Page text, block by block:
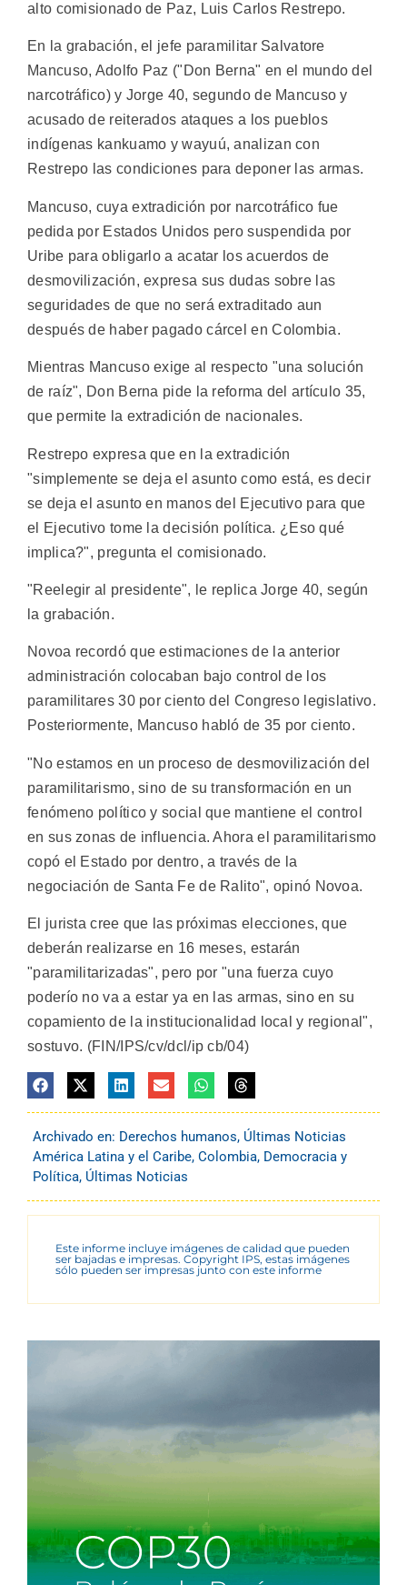
alto comisionado de Paz, Luis Carlos Restrepo.
En la grabación, el jefe paramilitar Salvatore
Mancuso, Adolfo Paz ("Don Berna" en el mundo del
narcotráfico) y Jorge 40, segundo de Mancuso y
acusado de reiterados ataques a los pueblos
indígenas kankuamo y wayuú, analizan con
Restrepo las condiciones para deponer las armas.
Mancuso, cuya extradición por narcotráfico fue
pedida por Estados Unidos pero suspendida por
Uribe para obligarlo a acatar los acuerdos de
desmovilización, expresa sus dudas sobre las
seguridades de que no será extraditado aun
después de haber pagado cárcel en Colombia.
Mientras Mancuso exige al respecto "una solución
de raíz", Don Berna pide la reforma del artículo 35,
que permite la extradición de nacionales.
Restrepo expresa que en la extradición
"simplemente se deja el asunto como está, es decir
se deja el asunto en manos del Ejecutivo para que
el Ejecutivo tome la decisión política. ¿Eso qué
implica?", pregunta el comisionado.
"Reelegir al presidente", le replica Jorge 40, según
la grabación.
Novoa recordó que estimaciones de la anterior
administración colocaban bajo control de los
paramilitares 30 por ciento del Congreso legislativo.
Posteriormente, Mancuso habló de 35 por ciento.
"No estamos en un proceso de desmovilización del
paramilitarismo, sino de su transformación en un
fenómeno político y social que mantiene el control
en sus zonas de influencia. Ahora el paramilitarismo
copó el Estado por dentro, a través de la
negociación de Santa Fe de Ralito", opinó Novoa.
El jurista cree que las próximas elecciones, que
deberán realizarse en 16 meses, estarán
"paramilitarizadas", pero por "una fuerza cuyo
poderío no va a estar ya en las armas, sino en su
copamiento de la institucionalidad local y regional",
sostuvo. (FIN/IPS/cv/dcl/ip cb/04)
Archivado en: Derechos humanos, Últimas Noticias
América Latina y el Caribe, Colombia, Democracia y
Política, Últimas Noticias
Este informe incluye imágenes de calidad que pueden
ser bajadas e impresas. Copyright IPS, estas imágenes
sólo pueden ser impresas junto con este informe